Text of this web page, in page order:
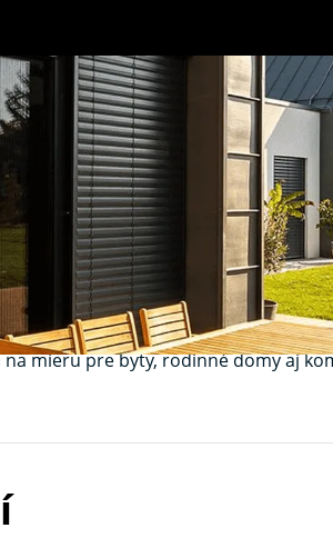
spoľahlivá
okenné siete, ktoré vás
mieru pre byty, rodinné domy aj